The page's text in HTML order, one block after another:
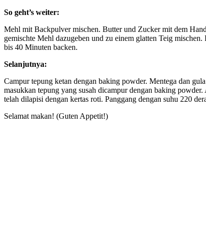
So geht’s weiter:
Mehl mit Backpulver mischen. Butter und Zucker mit dem
gemischte Mehl dazugeben und zu einem glatten Teig
bis 40 Minuten backen.
Selanjutnya:
Campur tepung ketan dengan baking powder. Mentega dan
masukkan tepung yang susah dicampur dengan baking
telah dilapisi dengan kertas roti. Panggang dengan suhu 220
Selamat makan! (Guten Appetit!)